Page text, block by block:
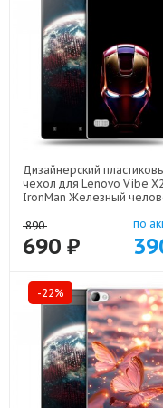
Дизайнерский
чехол для Lenovo Vibe X2
IronMan Железный
890
690 ₽
по
-22%